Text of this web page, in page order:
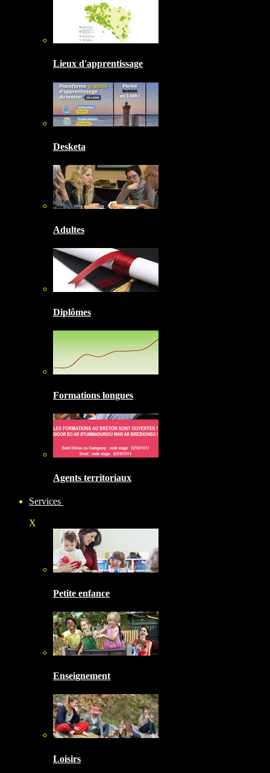
Lieux d'apprentissage
Desketa
Adultes
Diplômes
Formations longues
Agents territoriaux
Services
X
Petite enfance
Enseignement
Loisirs